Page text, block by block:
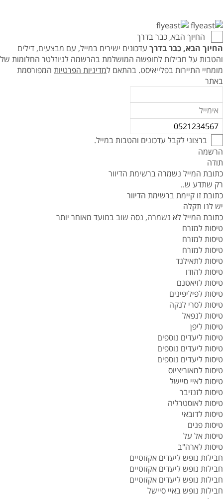
החיוך הבא, כבר בדרך
החיוך הבא, כבר בדרך עדכונים ישירים במייל, עם מבצעים, דילים
והטבות על חבילות לחופשה המושלמת בהרשמה לניוזלטר החלומות של
מומחיי התיירות בפלייאיסט. בהתאם למדיניות הפרטיות המפורסמת
באתר
ברצוני לקבל עדכונים והטבות במייל.
הרשמה
תודה
כתובת המייל נשמרה ברשימת הדיוור
רק שתדע ש..
כתובת זו קיימת ברשימת הדיוור
יש לנו תקלה
כתובת המייל לא נשמרה, נסה שוב במועד מאוחר יותר
טיסות למזרח
טיסות למזרח
טיסות למזרח
טיסות לתאילנד
טיסות להודו
טיסות לויאטנם
טיסות לפיליפינים
טיסות לסרי לנקה
טיסות לנפאל
טיסות ליפן
טיסות ליעדים נוספים
טיסות ליעדים נוספים
טיסות ליעדים נוספים
טיסות למאוריציוס
טיסות לאיי סיישל
טיסות לזנזיבר
טיסות לאוסטרליה
טיסות לדובאי
טיסות פנים
טיסות אל על
טיסות לארה"ב
חבילות נופש ליעדים אקזוטיים
חבילות נופש ליעדים אקזוטיים
חבילות נופש ליעדים אקזוטיים
חבילות נופש באיי סיישל